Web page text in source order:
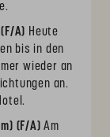
A) Heute
bis in den
wieder an
an.
(F/A) Am